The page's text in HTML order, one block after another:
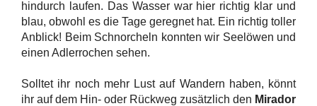
hindurch laufen. Das Wasser war hier richtig klar und
blau, obwohl es die Tage geregnet hat. Ein richtig toller
Anblick! Beim Schnorcheln konnten wir Seelöwen und
einen Adlerrochen sehen.
Solltet ihr noch mehr Lust auf Wandern haben, könnt
ihr auf dem Hin- oder Rückweg zusätzlich den Mirador